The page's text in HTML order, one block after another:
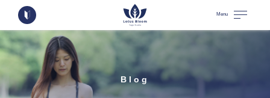
Menu
Blog